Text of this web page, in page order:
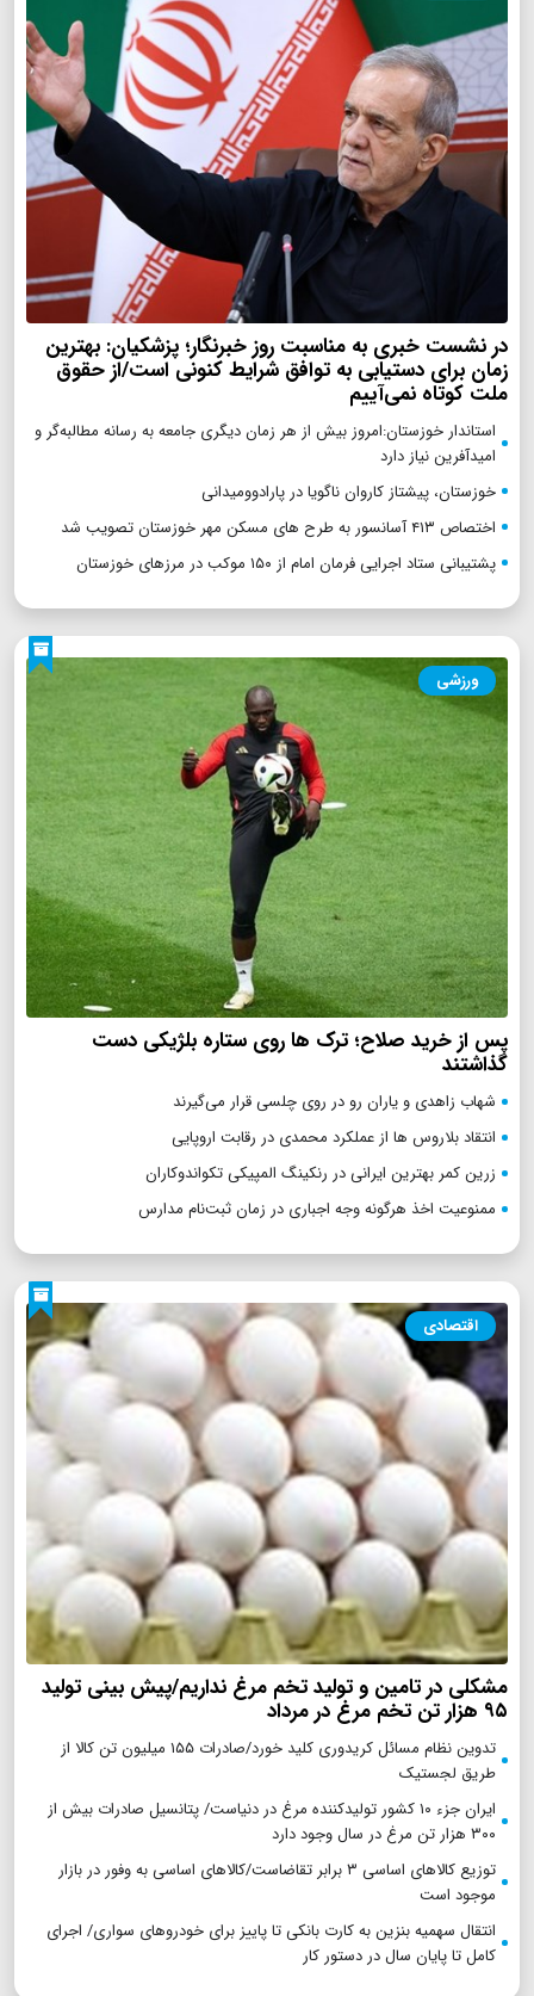
در نشست خبری به مناسبت روز خبرنگار؛ پزشکیان‌: بهترین
زمان برای دستیابی به توافق شرایط کنونی است/از حقوق
ملت کوتاه نمی‌آییم
استاندار خوزستان:امروز بیش از هر زمان دیگری جامعه به رسانه مطالبه‌گر و
امیدآفرین نیاز دارد
خوزستان، پیشتاز کاروان ناگویا در پارادوومیدانی
اختصاص ۴۱۳ آسانسور به طرح های مسکن مهر خوزستان تصویب شد
پشتیبانی ستاد اجرایی فرمان امام از ۱۵۰ موکب در مرزهای خوزستان
ورزشی
پس از خرید صلاح؛ ترک ها روی ستاره بلژیکی دست
گذاشتند
شهاب زاهدی و یاران رو در روی چلسی قرار می‌گیرند
انتقاد بلاروس ها از عملکرد محمدی در رقابت اروپایی
زرین کمر بهترین ایرانی در رنکینگ المپیکی تکواندوکاران
ممنوعیت اخذ هرگونه وجه اجباری در زمان ثبت‌نام مدارس
اقتصادی
مشکلی در تامین و تولید تخم مرغ نداریم/پیش بینی تولید
۹۵ هزار تن تخم مرغ در مرداد
تدوین نظام مسائل کریدوری کلید خورد/صادرات ۱۵۵ میلیون تن کالا از
طریق لجستیک
ایران جزء ۱۰ کشور تولیدکننده مرغ در دنیاست/ پتانسیل صادرات بیش از
۳۰۰ هزار تن مرغ در سال وجود دارد
توزیع کالاهای اساسی ۳ برابر تقاضاست/کالاهای اساسی به وفور در بازار
موجود است
انتقال سهمیه بنزین به کارت بانکی تا پاییز برای خودروهای سواری/ اجرای
کامل تا پایان سال در دستور کار